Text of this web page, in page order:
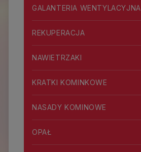
GALANTERIA WENTYLACYJNA
REKUPERACJA
NAWIETRZAKI
KRATKI KOMINKOWE
NASADY KOMINOWE
OPAŁ